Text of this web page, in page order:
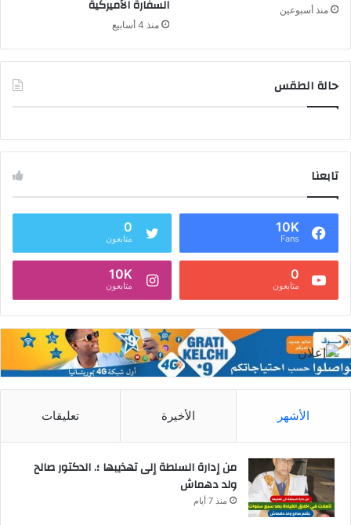
منذ أسبوعين السفارة الأميركية
منذ 4 أسابيع
حالة الطقس
تابعنا
10K
Fans
0
متابعون
0
متابعون
10K
متابعون
الأشهر الأخيرة تعليقات
من إدارة السلطة إلى تهذيبها ؛. الدكتور صالح
ولد دهماش
منذ 7 أيام